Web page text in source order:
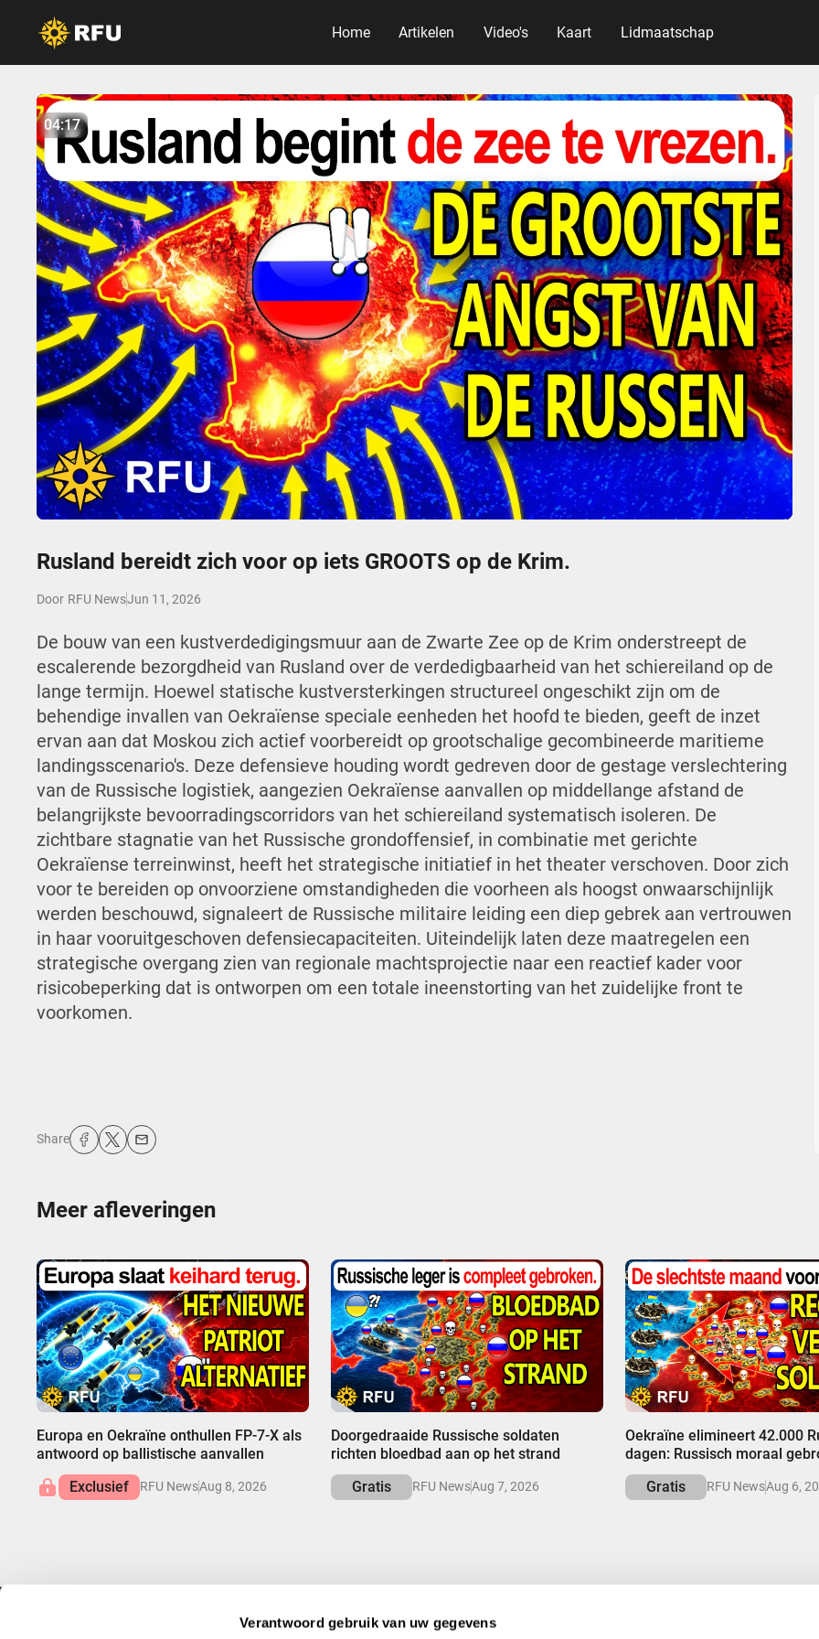
Verantwoord gebruik van uw gegevens
Home Artikelen Video's Kaart Lidmaatschap
Play
04:16
Mute Settings
Enter
No items found.
04:17
Rusland bereidt zich voor op iets GROOTS op de Krim.
Door RFU NewsJun 11, 2026
De bouw van een kustverdedigingsmuur aan de Zwarte Zee op de Krim onderstreept de
escalerende bezorgdheid van Rusland over de verdedigbaarheid van het schiereiland op de
lange termijn. Hoewel statische kustversterkingen structureel ongeschikt zijn om de
behendige invallen van Oekraïense speciale eenheden het hoofd te bieden, geeft de inzet
ervan aan dat Moskou zich actief voorbereidt op grootschalige gecombineerde maritieme
landingsscenario's. Deze defensieve houding wordt gedreven door de gestage verslechtering
van de Russische logistiek, aangezien Oekraïense aanvallen op middellange afstand de
belangrijkste bevoorradingscorridors van het schiereiland systematisch isoleren. De
zichtbare stagnatie van het Russische grondoffensief, in combinatie met gerichte
Oekraïense terreinwinst, heeft het strategische initiatief in het theater verschoven. Door zich
voor te bereiden op onvoorziene omstandigheden die voorheen als hoogst onwaarschijnlijk
werden beschouwd, signaleert de Russische militaire leiding een diep gebrek aan vertrouwen
in haar vooruitgeschoven defensiecapaciteiten. Uiteindelijk laten deze maatregelen een
strategische overgang zien van regionale machtsprojectie naar een reactief kader voor
risicobeperking dat is ontworpen om een totale ineenstorting van het zuidelijke front te
voorkomen.
Share
Meer afleveringen
Europa en Oekraïne onthullen FP-7-X als
antwoord op ballistische aanvallen
Exclusief
RFU NewsAug 8, 2026
Doorgedraaide Russische soldaten
richten bloedbad aan op het strand
Gratis
RFU NewsAug 7, 2026
Oekraïne elimineert 42.000
dagen: Russisch moraal
Gratis
RFU NewsAug 6,